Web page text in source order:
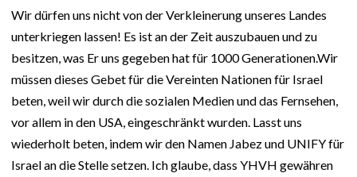
Wir dürfen uns nicht von der Verkleinerung unseres Landes
unterkriegen lassen! Es ist an der Zeit auszubauen und zu
besitzen, was Er uns gegeben hat für 1000 Generationen.Wir
müssen dieses Gebet für die Vereinten Nationen für Israel
beten, weil wir durch die sozialen Medien und das Fernsehen,
vor allem in den USA, eingeschränkt wurden. Lasst uns
wiederholt beten, indem wir den Namen Jabez und UNIFY für
Israel an die Stelle setzen. Ich glaube, dass YHVH gewähren